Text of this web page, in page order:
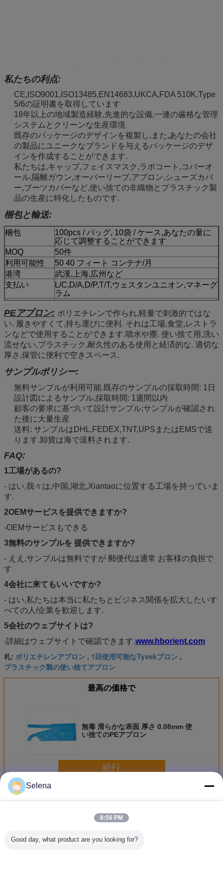
私たちの利点:
CE,ISO9001,ISO13485,EN14683,UKCA,FDA 510K,Type
5/6の証明書を取得しています
18年以上の地域製造経験,先進的な設備,一連の厳格な管理
システムとクリーンな生産環境
既存のパッケージのデザインを複製し,また,あなたの会社
の製品にユニークなブランドを与えるパッケージのデザ
インを作成することができます.
私たちは,キャップ,フェイスマスク,ラボコート,コバーオ
ール,隔離ガウン,オーバーリーブ,アプロン,シューズカバ
ー,ブーツカバーなど,使い捨ての非織物とプラスチック製
品の生産に特化したものです.
梱包と輸送:
梱包
100pcs / バッグ, 10袋 / ケース,あなたの量に
応じて調整することができます
MOQ
50件
利用可能性
50 40 フィート コンテナ/月
港湾
武漢,上海,広州など
支払い
L/C,D/A,D/P,T/T,ウェスタンユニオン,マネーグ
ラム
PEアプロン: ポリエチレンで作られ,軽量で刺激的ではな
い. 履きやすくて,持ち運びに便利. それは工場,食堂,レストラ
ンなどで使用することができます.噴水や塵. 使い捨て用,洗い
流せない,プラスチック,耐久性のある使用と経済的な. 適切な
厚さ,保管に便利で空きスペース.
サンプルポリシー:
無料サンプルが利用可能.既存のサンプルの採取時間: 1日
設計図によるサンプル,採取時間: 1週間以内
顧客の要求に基づいて設計サンプル;サンプルが確認され
た後に大量生産
送料: サンプルはDHL,FEDEX,TNT,UPSまたはEMSで送
ります.卸貨は海で送料されます.
FAQ:
1工場があるの?
- はい,我々は,中国,湖北,Xiantaoに位置する工場を持っていま
す.
2OEMサービスを提供できますか?
-OEMサービスもできる
3無料のサンプルを 提供できますか?
- ええ,サンプルは無料ですが 郵便代は通常 お客様の負担で
す
4会社に来てもいいですか?
- はい,私たちは本当に私たちとビジネス関係を拡大したいす
べての人/企業を歓迎します.
5会社のウェブサイトは?
-詳細はウェブサイトで確認できます.www.hborient.com
札: ポリエチレンアプロン , 1回使用可能なTyvekプロン ,
プラスチック製の使い捨てアプロン
最高の価格で
無毒 滑らかな表面 厚さ 0.08mm 使
い捨てのPEアプロン
続行
多く使い捨てのプロン
Selena
8:56 PM
Good day, what product are you looking for?